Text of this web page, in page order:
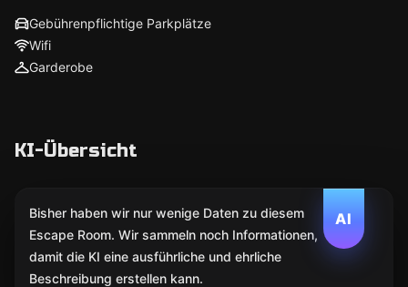
Gebührenpflichtige Parkplätze
Wifi
Garderobe
KI-Übersicht
AI
Bisher haben wir nur wenige Daten zu diesem
Escape Room. Wir sammeln noch Informationen,
damit die KI eine ausführliche und ehrliche
Beschreibung erstellen kann.